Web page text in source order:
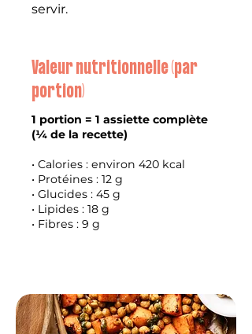
servir.
Valeur nutritionnelle (par
portion)
1 portion = 1 assiette complète
(¼ de la recette)
• Calories : environ 420 kcal
• Protéines : 12 g
• Glucides : 45 g
• Lipides : 18 g
• Fibres : 9 g